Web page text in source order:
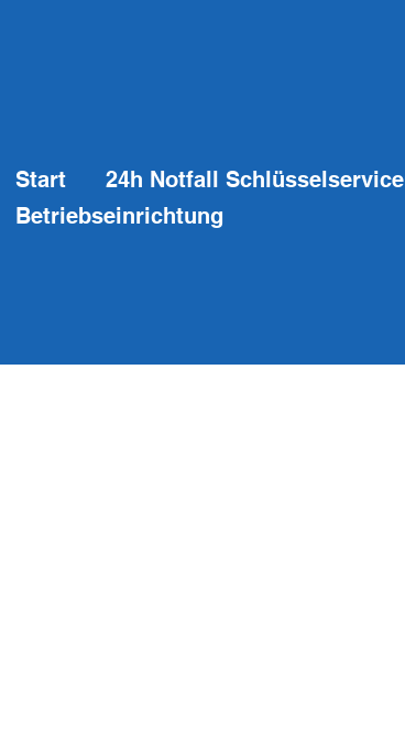
Start 24h Notfall Schlüsselservice
Betriebseinrichtung